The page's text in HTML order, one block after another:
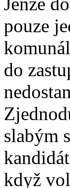
pouze
do
slabým
když